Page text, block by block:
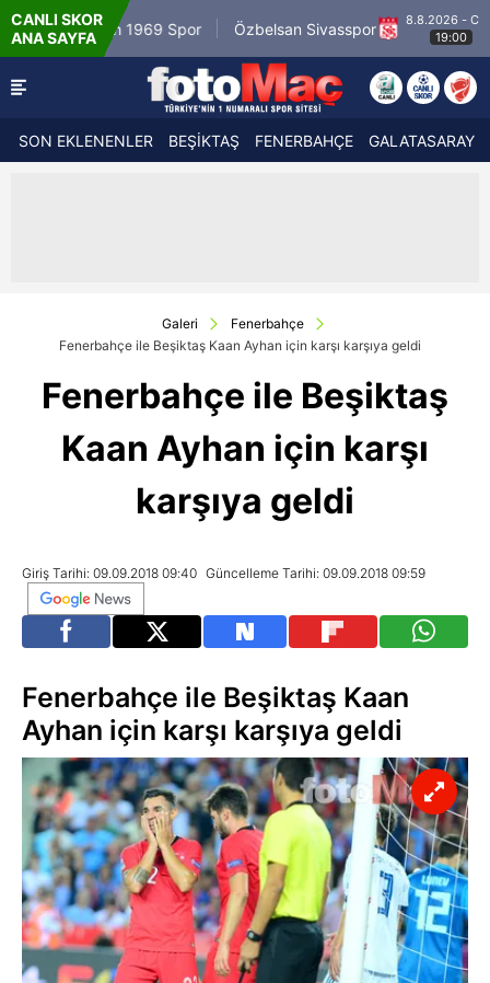
CANLI SKOR
ANA SAYFA
Mardin 1969 Spor Özbelsan Sivasspor
8.8.2026 - Cum
19:00
SON EKLENENLER BEŞİKTAŞ FENERBAHÇE GALATASARAY
Galeri
Fenerbahçe
Fenerbahçe ile Beşiktaş Kaan Ayhan için karşı karşıya geldi
Fenerbahçe ile Beşiktaş
Kaan Ayhan için karşı
karşıya geldi
Giriş Tarihi: 09.09.2018 09:40 Güncelleme Tarihi: 09.09.2018 09:59
Fenerbahçe ile Beşiktaş Kaan
Ayhan için karşı karşıya geldi